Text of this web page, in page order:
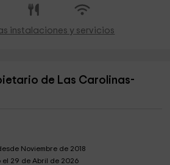
instalaciones y servicios
de Las Carolinas-
Noviembre de 2018
29 de Abril de 2026